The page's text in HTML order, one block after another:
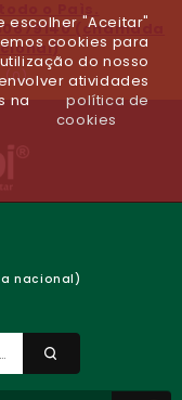
(chamada
(0)
nacional)
escolher "Aceitar"
cookies para
do nosso
atividades
na
política de
cookies